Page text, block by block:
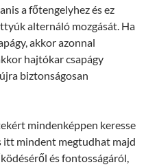
a főtengelyhez és ez
alternáló mozgását. Ha
akkor azonnal
hajtókar csapágy
biztonságosan
mindenképpen keresse
itt mindent megtudhat majd
és fontosságáról,